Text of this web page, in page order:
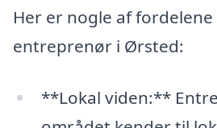
Her er nogle af
entreprenør i Ørsted:
**Lokal viden:**